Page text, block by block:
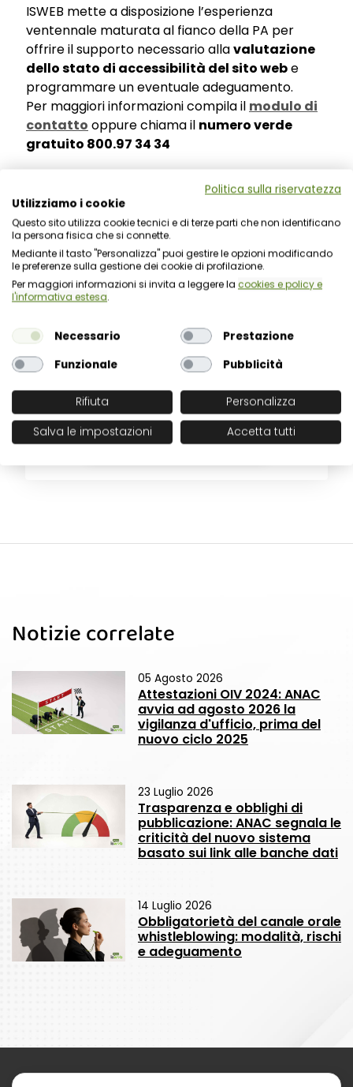
ISWEB mette a disposizione l’esperienza
ventennale maturata al fianco della PA per
offrire il supporto necessario allavalutazione
dello stato di accessibilità del sito webe
programmare un eventuale adeguamento.
Per maggiori informazioni compila il modulo di
contatto oppure chiama il numero verde
gratuito 800.97 34 34
sulle ultime novità?
ISCRIVITI ALLA NEWSLETTER
Notizie correlate
05 Agosto 2026
Attestazioni OIV 2024: ANAC
avvia ad agosto 2026 la
vigilanza d'ufficio, prima del
nuovo ciclo 2025
23 Luglio 2026
Trasparenza e obblighi di
pubblicazione: ANAC segnala le
criticità del nuovo sistema
basato sui link alle banche dati
14 Luglio 2026
Obbligatorietà del canale orale
whistleblowing: modalità, rischi
e adeguamento
Politica sulla riservatezza
Utilizziamo i cookie
Questo sito utilizza cookie tecnici e di terze parti che non identificano
la persona fisica che si connette.
Mediante il tasto "Personalizza" puoi gestire le opzioni modificando
le preferenze sulla gestione dei cookie di profilazione.
Per maggiori informazioni si invita a leggere la cookies e policy e
l'informativa estesa.
Necessario
Prestazione
Funzionale
Pubblicità
Rifiuta
Personalizza
Salva le impostazioni
Accetta tutti